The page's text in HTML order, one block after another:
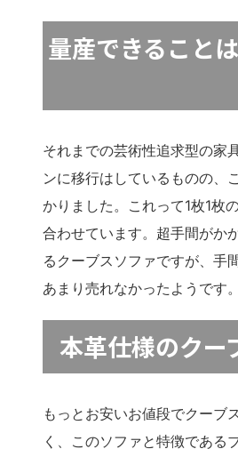
量産できること
それまでの芸術性追求型の家
ンに移行はしているものの、
かりました。これって1枚1枚
合わせています。超手間がか
るクーブスソファですが、手
あまり売れなかったようです。
本革仕様のクー
もっとお安いお値段でクーブ
く、このソファと特徴である